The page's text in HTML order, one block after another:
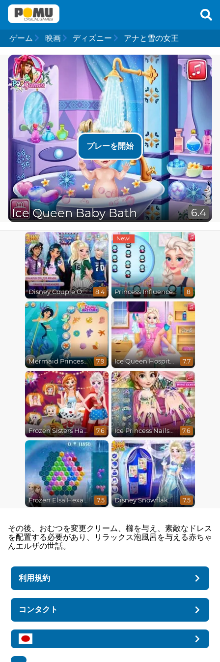
ゲーム 映画 ディズニー アナと雪の女王
プレーを開始
Ice Queen Baby Bath 6.4
Disney Couple Of The Year 8.4 Princess Influencer Winter Wonderland 8
Mermaid Princesses 7.9 Ice Queen Hospital Recovery 7.7
Frozen Sisters Halloween Party 7.6 Ice Princess Nails Spa 7.6
Frozen Elsa Hexagon Puzzle 7.5 Disney Snowflakes Winter Ball 7.5
その後、おむつを変更クリーム、櫛を与え、素敵なドレス
を配置する必要があり、リラックス泡風呂を与える赤ちゃ
んエルザの世話。
利用規約
コンタクト